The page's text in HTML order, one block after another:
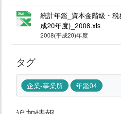
統計年鑑_資本金階級・
成20年度)_2008.xls
2008(平成20)年度
タグ
企業-事業所 年鑑04